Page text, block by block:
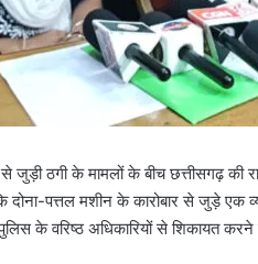
ठगी के मामलों के बीच छत्तीसगढ़ की
दोना-पत्तल मशीन के कारोबार से जुड़े एक
के वरिष्ठ अधिकारियों से शिकायत